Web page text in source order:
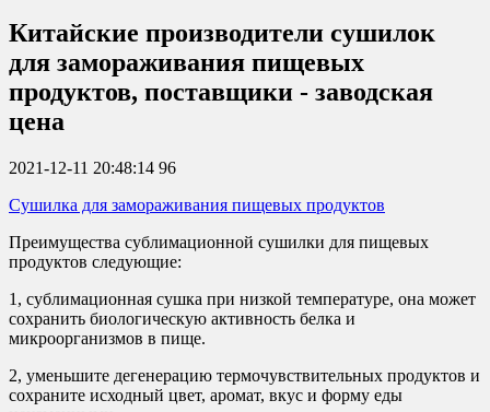
Китайские производители сушилок
для замораживания пищевых
продуктов, поставщики - заводская
цена
2021-12-11 20:48:14 96
Сушилка для замораживания пищевых продуктов
Преимущества сублимационной сушилки для пищевых
продуктов следующие:
1, сублимационная сушка при низкой температуре, она может
сохранить биологическую активность белка и
микроорганизмов в пище.
2, уменьшите дегенерацию термочувствительных продуктов и
сохраните исходный цвет, аромат, вкус и форму еды